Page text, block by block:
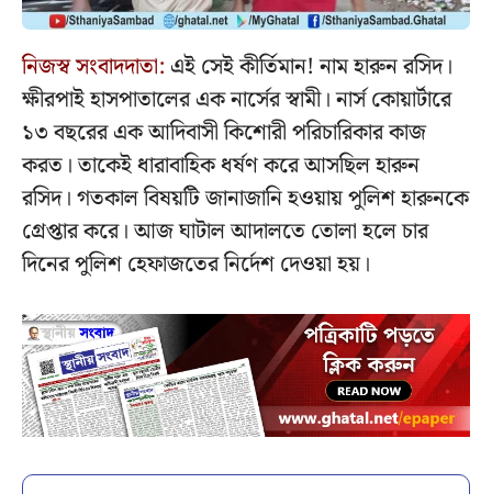
নিজস্ব সংবাদদাতা: এই সেই কীর্তিমান! নাম হারুন রসিদ।
ক্ষীরপাই হাসপাতালের এক নার্সের স্বামী। নার্স কোয়ার্টারে
১৩ বছরের এক আদিবাসী কিশোরী পরিচারিকার কাজ
করত। তাকেই ধারাবাহিক ধর্ষণ করে আসছিল হারুন
রসিদ। গতকাল বিষয়টি জানাজানি হওয়ায় পুলিশ হারুনকে
গ্রেপ্তার করে। আজ ঘাটাল আদালতে তোলা হলে চার
দিনের পুলিশ হেফাজতের নির্দেশ দেওয়া হয়।